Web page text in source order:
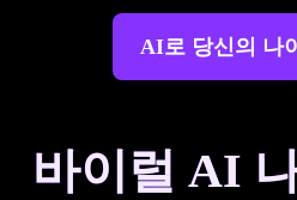
AI로 당신의 나
바이럴 AI